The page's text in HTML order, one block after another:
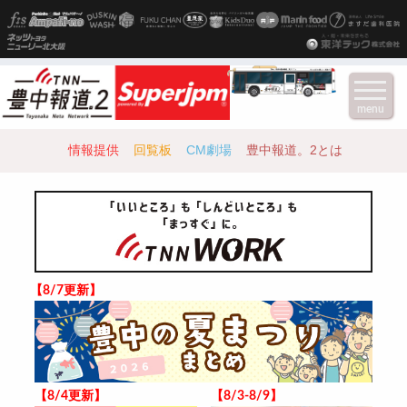
情報提供 回覧板 CM劇場 豊中報道。2とは
【8/7更新】
【8/4更新】 【8/3-8/9】
menu